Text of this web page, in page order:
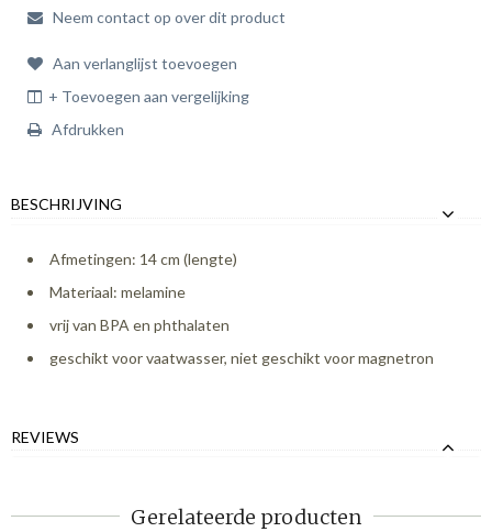
Neem contact op over dit product
Aan verlanglijst toevoegen
+ Toevoegen aan vergelijking
Afdrukken
BESCHRIJVING
Afmetingen: 14 cm (lengte)
Materiaal: melamine
vrij van BPA en phthalaten
geschikt voor vaatwasser, niet geschikt voor magnetron
REVIEWS
Gerelateerde producten